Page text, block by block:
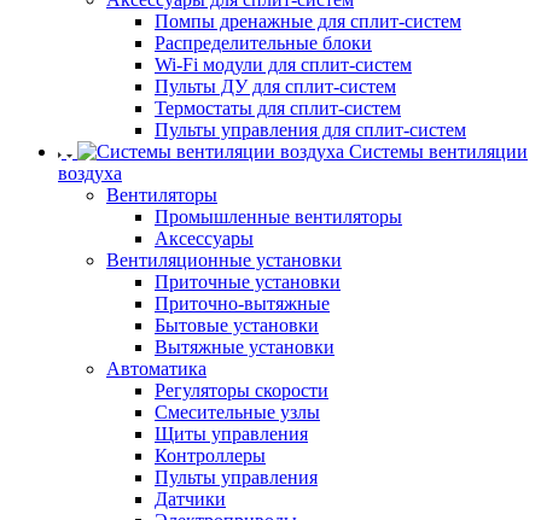
Помпы дренажные для сплит-систем
Распределительные блоки
Wi-Fi модули для сплит-систем
Пульты ДУ для сплит-систем
Термостаты для сплит-систем
Пульты управления для сплит-систем
Системы вентиляции
воздуха
Вентиляторы
Промышленные вентиляторы
Аксессуары
Вентиляционные установки
Приточные установки
Приточно-вытяжные
Бытовые установки
Вытяжные установки
Автоматика
Регуляторы скорости
Смесительные узлы
Щиты управления
Контроллеры
Пульты управления
Датчики